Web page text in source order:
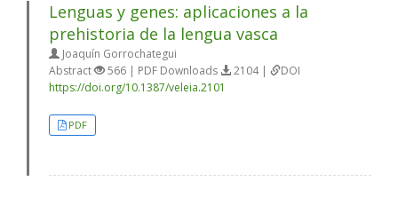
Lenguas y genes: aplicaciones a la
prehistoria de la lengua vasca
Joaquín Gorrochategui
Abstract
566 | PDF Downloads 2104 |
DOI
https://doi.org/10.1387/veleia.2101
PDF